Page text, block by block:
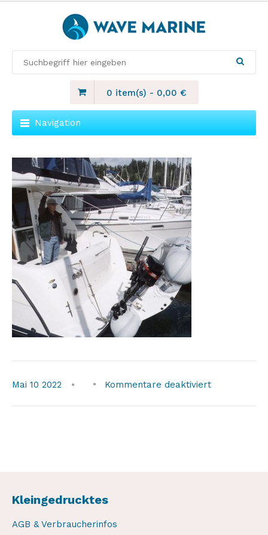
0 item(s) - 0,00 €
Navigation
Mai 10 2022 Kommentare deaktiviertfür
Kleingedrucktes
AGB & Verbraucherinfos